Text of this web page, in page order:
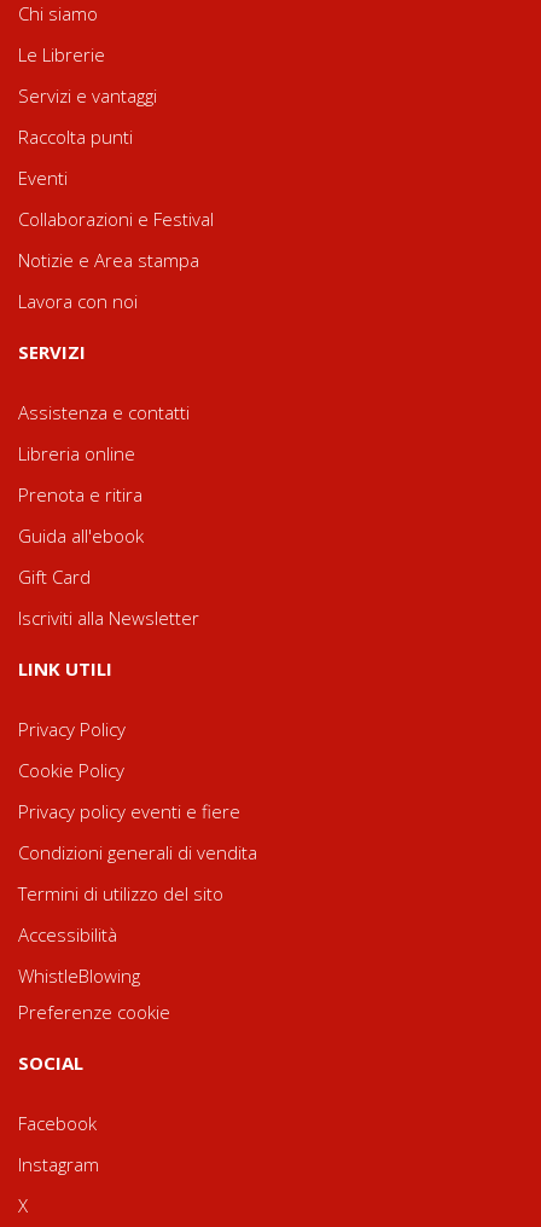
Chi siamo
Le Librerie
Servizi e vantaggi
Raccolta punti
Eventi
Collaborazioni e Festival
Notizie e Area stampa
Lavora con noi
SERVIZI
Assistenza e contatti
Libreria online
Prenota e ritira
Guida all'ebook
Gift Card
Iscriviti alla Newsletter
LINK UTILI
Privacy Policy
Cookie Policy
Privacy policy eventi e fiere
Condizioni generali di vendita
Termini di utilizzo del sito
Accessibilità
WhistleBlowing
Preferenze cookie
SOCIAL
Facebook
Instagram
X